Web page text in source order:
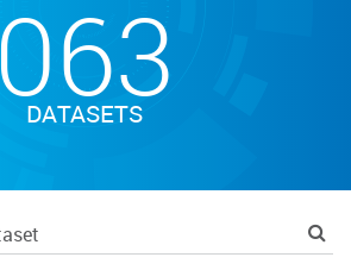
063
DATASETS